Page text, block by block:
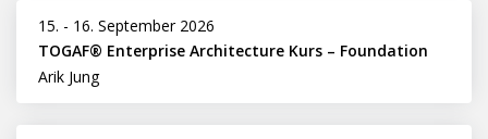
15. - 16. September 2026
TOGAF® Enterprise Architecture Kurs – Foundation
Arik Jung